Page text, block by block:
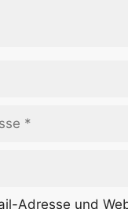
Adresse und